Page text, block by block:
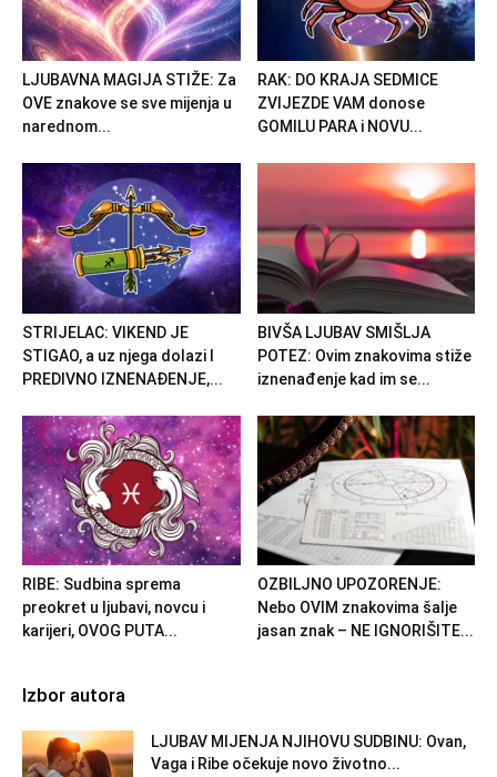
LJUBAVNA MAGIJA STIŽE: Za
OVE znakove se sve mijenja u
narednom...
RAK: DO KRAJA SEDMICE
ZVIJEZDE VAM donose
GOMILU PARA i NOVU...
STRIJELAC: VIKEND JE
STIGAO, a uz njega dolazi I
PREDIVNO IZNENAĐENJE,...
BIVŠA LJUBAV SMIŠLJA
POTEZ: Ovim znakovima stiže
iznenađenje kad im se...
RIBE: Sudbina sprema
preokret u ljubavi, novcu i
karijeri, OVOG PUTA...
OZBILJNO UPOZORENJE:
Nebo OVIM znakovima šalje
jasan znak – NE IGNORIŠITE...
Izbor autora
LJUBAV MIJENJA NJIHOVU SUDBINU: Ovan,
Vaga i Ribe očekuje novo životno...